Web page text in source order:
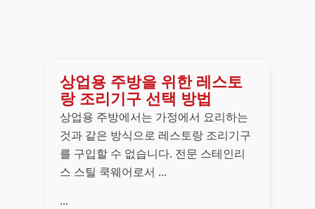
상업용 주방을 위한 레스토
랑 조리기구 선택 방법
상업용 주방에서는 가정에서 요리하는
것과 같은 방식으로 레스토랑 조리기구
를 구입할 수 없습니다. 전문 스테인리
스 스틸 쿡웨어로서 ...
...